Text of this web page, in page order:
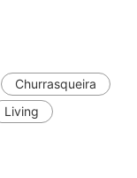
Churrasqueira
Living